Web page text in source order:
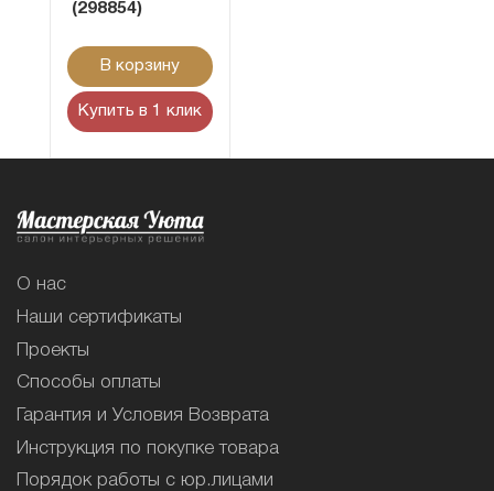
(298854)
В корзину
Купить в 1 клик
О нас
Наши сертификаты
Проекты
Способы оплаты
Гарантия и Условия Возврата
Инструкция по покупке товара
Порядок работы с юр.лицами